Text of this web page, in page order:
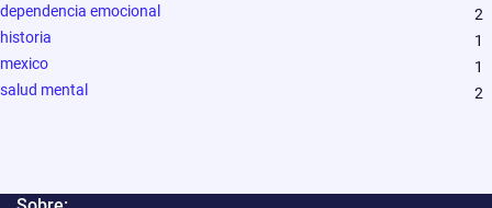
dependencia emocional
2
historia
1
mexico
1
salud mental
2